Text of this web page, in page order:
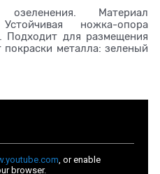
озеленения. Материал
ножка-опора
Подходит для размещения
металла: зеленый